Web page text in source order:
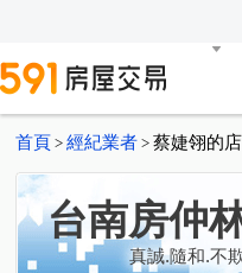
首頁 > 經紀業者 > 蔡婕翎的
台南房仲
真誠.隨和.不